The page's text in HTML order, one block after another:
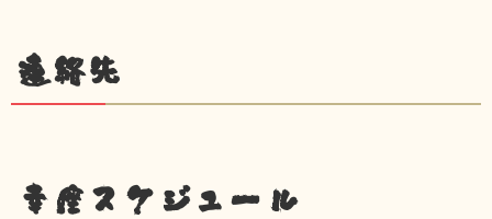
連絡先
幸座スケジュール